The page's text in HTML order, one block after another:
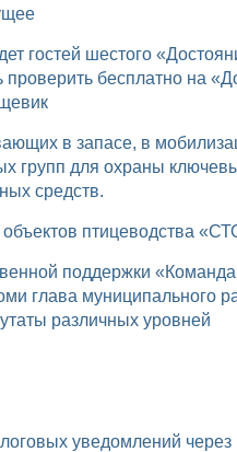
бесплатно на
групп для охраны
средств.
объектов птицеводства
глава муниципального
различных уровней
уведомлений через